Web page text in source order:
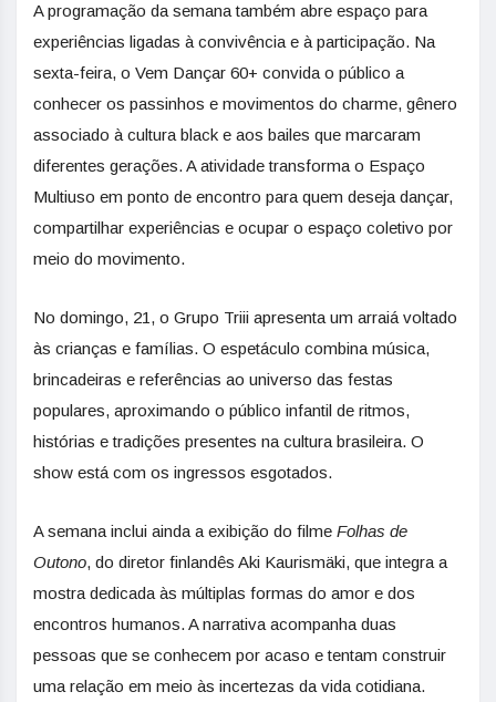
A programação da semana também abre espaço para
experiências ligadas à convivência e à participação. Na
sexta-feira, o Vem Dançar 60+ convida o público a
conhecer os passinhos e movimentos do charme, gênero
associado à cultura black e aos bailes que marcaram
diferentes gerações. A atividade transforma o Espaço
Multiuso em ponto de encontro para quem deseja dançar,
compartilhar experiências e ocupar o espaço coletivo por
meio do movimento.
No domingo, 21, o Grupo Triii apresenta um arraiá voltado
às crianças e famílias. O espetáculo combina música,
brincadeiras e referências ao universo das festas
populares, aproximando o público infantil de ritmos,
histórias e tradições presentes na cultura brasileira. O
show está com os ingressos esgotados.
A semana inclui ainda a exibição do filme Folhas de
Outono, do diretor finlandês Aki Kaurismäki, que integra a
mostra dedicada às múltiplas formas do amor e dos
encontros humanos. A narrativa acompanha duas
pessoas que se conhecem por acaso e tentam construir
uma relação em meio às incertezas da vida cotidiana.